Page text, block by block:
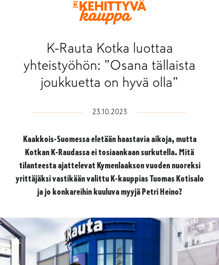
K-Rauta Kotka luottaa
yhteistyöhön: ”Osana tällaista
joukkuetta on hyvä olla”
23.10.2023
Kaakkois-Suomessa eletään haastavia aikoja, mutta
Kotkan K-Raudassa ei tosiaankaan surkutella. Mitä
tilanteesta ajattelevat Kymenlaakson vuoden nuoreksi
yrittäjäksi vastikään valittu K-kauppias Tuomas Kotisalo
ja jo konkareihin kuuluva myyjä Petri Heino?